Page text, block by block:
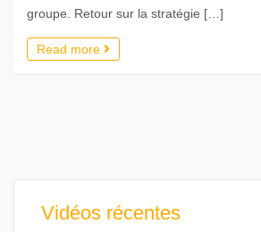
groupe. Retour sur la stratégie […]
Read more
Vidéos récentes